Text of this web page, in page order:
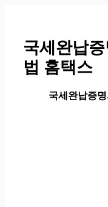
국세완납
법 홈택스
국세완납증